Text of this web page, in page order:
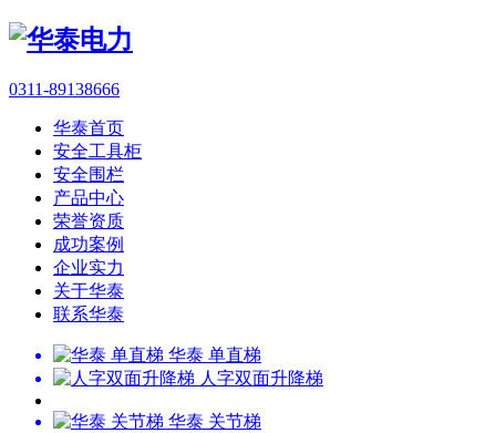
0311-89138666
华泰首页
安全工具柜
安全围栏
产品中心
荣誉资质
成功案例
企业实力
关于华泰
联系华泰
华泰 单直梯
人字双面升降梯
华泰 关节梯